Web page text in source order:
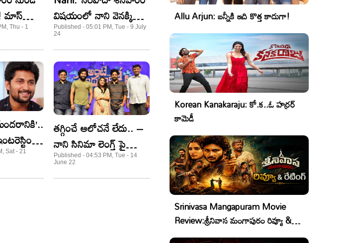
మాస్
Thu - 1
విషయంలో నాని వెనక్కి
తగ్గాడా?
Published - 05:01 PM, Tue - 9 July
24
Sat - 21
తగ్గించే ఆలోచనే లేదు.. –
నాని సినిమా లెంగ్త్ పై
దర్శకుడి కామెంట్
Published - 04:53 PM, Tue - 14
June 22
Allu Arjun: బన్నీకి ఇది కొత్త కాదుగా!
Korean Kanakaraju: కో.క..ఓ హర్రర్
కామెడీ
Srinivasa Mangapuram Movie
Review:శ్రీనివాస మంగాపురం రివ్యూ &
రేటింగ్